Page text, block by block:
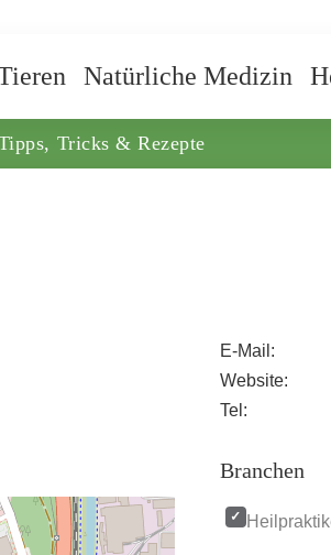
Natürliche Medizin
Tricks & Rezepte
E-Mail:
Website:
Tel:
Branchen